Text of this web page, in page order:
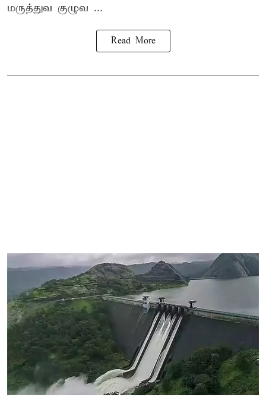
மருத்துவ குழுவ ...
Read More